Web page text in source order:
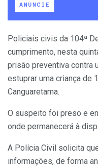
Policiais civis da 104ª
cumprimento, nesta
prisão preventiva contra
estuprar uma criança de
Canguaretama.
O suspeito foi preso e
onde permanecerá à
A Polícia Civil solicita
informações, de forma